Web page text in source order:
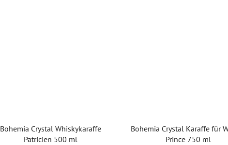
Bohemia Crystal Whiskykaraffe
Patricien 500 ml
Bohemia Crystal Karaffe für
Prince 750 ml